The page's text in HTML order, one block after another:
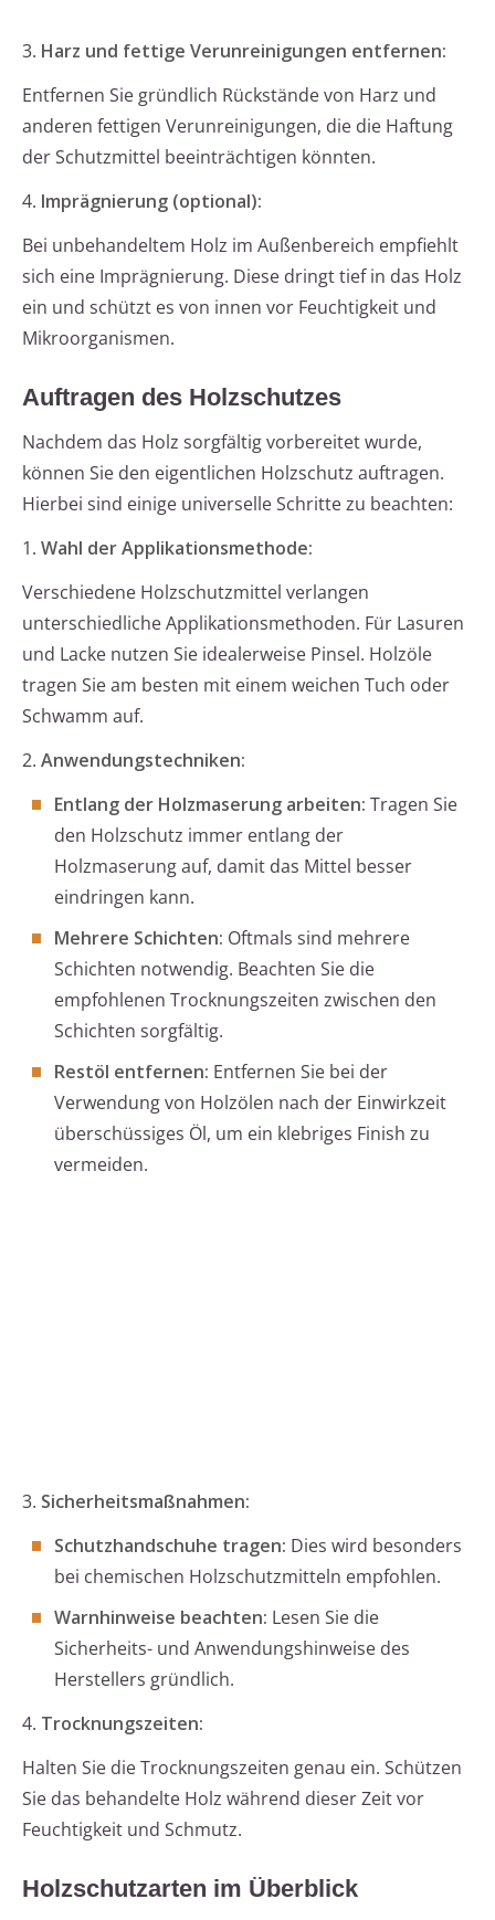
3. Harz und fettige Verunreinigungen entfernen:
Entfernen Sie gründlich Rückstände von Harz und
anderen fettigen Verunreinigungen, die die Haftung
der Schutzmittel beeinträchtigen könnten.
4. Imprägnierung (optional):
Bei unbehandeltem Holz im Außenbereich empfiehlt
sich eine Imprägnierung. Diese dringt tief in das Holz
ein und schützt es von innen vor Feuchtigkeit und
Mikroorganismen.
Auftragen des Holzschutzes
Nachdem das Holz sorgfältig vorbereitet wurde,
können Sie den eigentlichen Holzschutz auftragen.
Hierbei sind einige universelle Schritte zu beachten:
1. Wahl der Applikationsmethode:
Verschiedene Holzschutzmittel verlangen
unterschiedliche Applikationsmethoden. Für Lasuren
und Lacke nutzen Sie idealerweise Pinsel. Holzöle
tragen Sie am besten mit einem weichen Tuch oder
Schwamm auf.
2. Anwendungstechniken:
Entlang der Holzmaserung arbeiten: Tragen Sie
den Holzschutz immer entlang der
Holzmaserung auf, damit das Mittel besser
eindringen kann.
Mehrere Schichten: Oftmals sind mehrere
Schichten notwendig. Beachten Sie die
empfohlenen Trocknungszeiten zwischen den
Schichten sorgfältig.
Restöl entfernen: Entfernen Sie bei der
Verwendung von Holzölen nach der Einwirkzeit
überschüssiges Öl, um ein klebriges Finish zu
vermeiden.
3. Sicherheitsmaßnahmen:
Schutzhandschuhe tragen: Dies wird besonders
bei chemischen Holzschutzmitteln empfohlen.
Warnhinweise beachten: Lesen Sie die
Sicherheits- und Anwendungshinweise des
Herstellers gründlich.
4. Trocknungszeiten:
Halten Sie die Trocknungszeiten genau ein. Schützen
Sie das behandelte Holz während dieser Zeit vor
Feuchtigkeit und Schmutz.
Holzschutzarten im Überblick